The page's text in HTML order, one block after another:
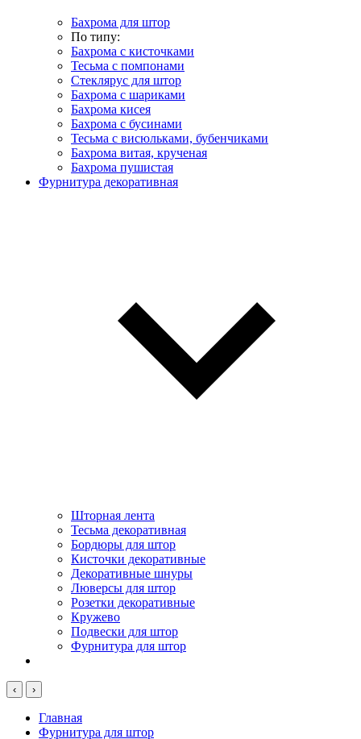
Бахрома для штор
По типу:
Бахрома с кисточками
Тесьма с помпонами
Стеклярус для штор
Бахрома с шариками
Бахрома кисея
Бахрома с бусинами
Тесьма с висюльками, бубенчиками
Бахрома витая, крученая
Бахрома пушистая
Фурнитура декоративная
Шторная лента
Тесьма декоративная
Бордюры для штор
Кисточки декоративные
Декоративные шнуры
Люверсы для штор
Розетки декоративные
Кружево
Подвески для штор
Фурнитура для штор
‹ ›
Главная
Фурнитура для штор